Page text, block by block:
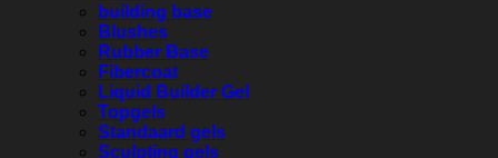
building base
Blushes
Rubber Base
Fibercoat
Liquid Builder Gel
Topgels
Standaard gels
Sculpting gels